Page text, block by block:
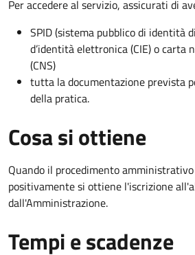
Per accedere al servizio, assicurati di
SPID (sistema pubblico di identità
d’identità elettronica (CIE) o carta
(CNS)
tutta la documentazione prevista
della pratica.
Cosa si ottiene
Quando il procedimento
positivamente si ottiene l'iscrizione
dall'Amministrazione.
Tempi e scadenze